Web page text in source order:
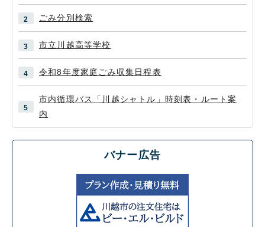
ごみ分別検索
市立川越高等学校
令和8年度家庭ごみ収集日程表
市内循環バス「川越シャトル」時刻表・ルート案
内
バナー広告